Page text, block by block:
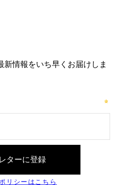
新情報をいち早くお届けしま